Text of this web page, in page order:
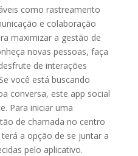
como rastreamento
e colaboração
maximizar a gestão de
novas pessoas, faça
de interações
você está buscando
conversa, este app social
Para iniciar uma
de chamada no centro
a opção de se juntar a
pelo aplicativo.